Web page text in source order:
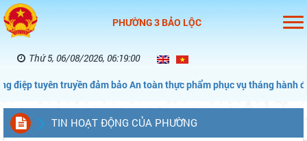
PHƯỜNG 3 BẢO LỘC
Thứ 5, 06/08/2026, 06:19:02
bảo An toàn thực phẩm phục vụ tháng hành động vì An toàn thực
TIN HOẠT ĐỘNG CỦA PHƯỜNG